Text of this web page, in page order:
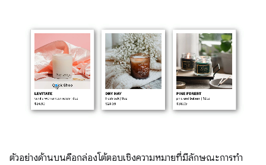
ตัวอย่างด้านบนคือกล่องโต้ตอบเชิงความหมายที่มีลักษณะการทำ